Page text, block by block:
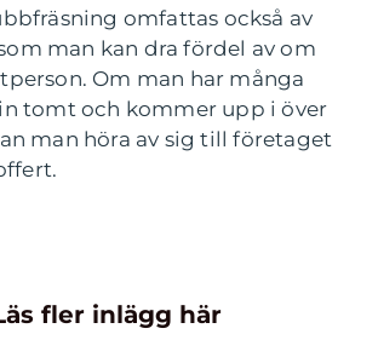
omfattas också av
man kan dra fördel av om
Om man har många
tomt och kommer upp i över
man höra av sig till företaget
fler inlägg här